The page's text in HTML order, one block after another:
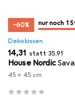
−60% noch 1
nur noch 1
Dekokissen
EUR
14,31 statt EUR
35,91
House Nordic
45 x 45 cm